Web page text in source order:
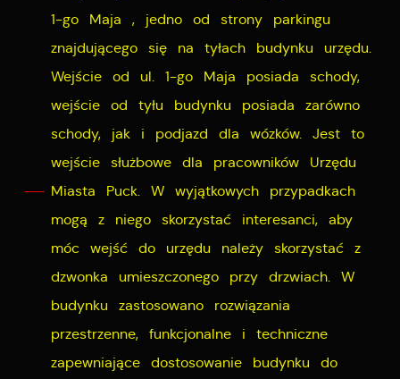
1-go Maja , jedno od strony parkingu
znajdującego się na tyłach budynku urzędu.
Wejście od ul. 1-go Maja posiada schody,
wejście od tyłu budynku posiada zarówno
schody, jak i podjazd dla wózków. Jest to
wejście służbowe dla pracowników Urzędu
Miasta Puck. W wyjątkowych przypadkach
mogą z niego skorzystać interesanci, aby
móc wejść do urzędu należy skorzystać z
dzwonka umieszczonego przy drzwiach. W
budynku zastosowano rozwiązania
przestrzenne, funkcjonalne i techniczne
zapewniające dostosowanie budynku do